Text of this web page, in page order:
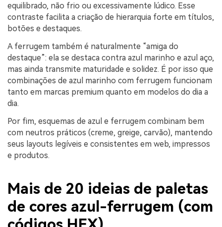
equilibrado, não frio ou excessivamente lúdico. Esse
contraste facilita a criação de hierarquia forte em títulos,
botões e destaques.
A ferrugem também é naturalmente “amiga do
destaque”: ela se destaca contra azul marinho e azul aço,
mas ainda transmite maturidade e solidez. É por isso que
combinações de azul marinho com ferrugem funcionam
tanto em marcas premium quanto em modelos do dia a
dia.
Por fim, esquemas de azul e ferrugem combinam bem
com neutros práticos (creme, greige, carvão), mantendo
seus layouts legíveis e consistentes em web, impressos
e produtos.
Mais de 20 ideias de paletas
de cores azul-ferrugem (com